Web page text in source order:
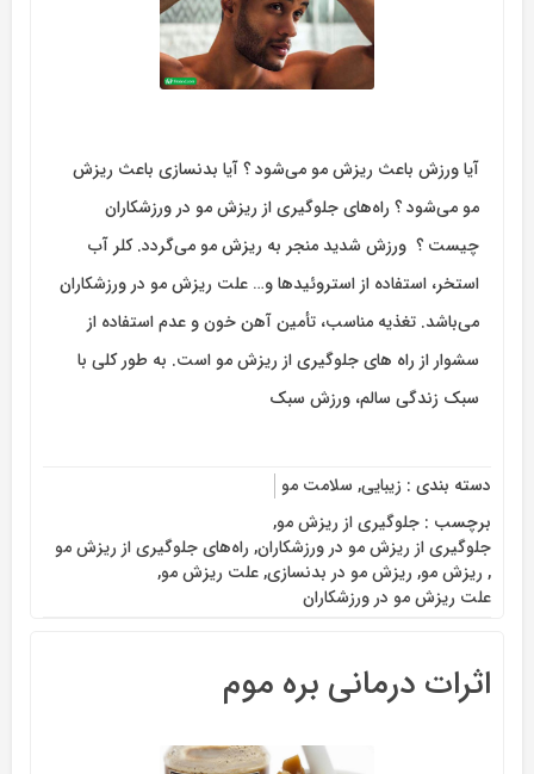
آیا ورزش باعث ریزش مو می‌شود ؟ آیا بدنسازی باعث ریزش
مو می‌شود ؟ راه‌های جلوگیری از ریزش مو در ورزشکاران
چیست ؟ ورزش شدید منجر به ریزش مو می‌گردد. کلر آب
استخر، استفاده از استروئیدها و… علت ریزش مو در ورزشکاران
می‌باشد. تغذیه مناسب، تأمین آهن خون و عدم استفاده از
سشوار از راه های جلوگیری از ریزش مو است. به طور کلی با
سبک زندگی سالم، ورزش سبک
دسته بندی : زیبایی, سلامت مو
برچسب : جلوگیری از ریزش مو,
جلوگیری از ریزش مو در ورزشکاران, راه‌های جلوگیری از ریزش مو
, ریزش مو, ریزش مو در بدنسازی,علت ریزش مو,
علت ریزش مو در ورزشکاران
اثرات درمانی بره موم